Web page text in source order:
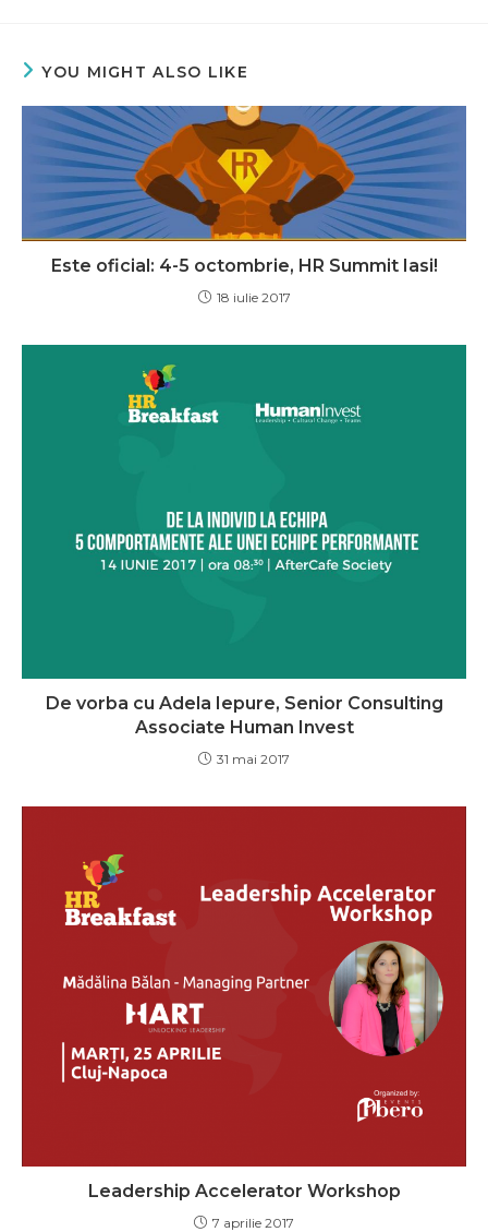
YOU MIGHT ALSO LIKE
Este oficial: 4-5 octombrie, HR Summit Iasi!
18 iulie 2017
De vorba cu Adela Iepure, Senior Consulting
Associate Human Invest
31 mai 2017
Leadership Accelerator Workshop
7 aprilie 2017